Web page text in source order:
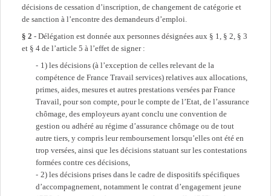
décisions de cessation d’inscription, de changement de catégorie et
de sanction à l’encontre des demandeurs d’emploi.
§ 2 - Délégation est donnée aux personnes désignées aux § 1, § 2, § 3
et § 4 de l’article 5 à l’effet de signer :
1) les décisions (à l’exception de celles relevant de la
compétence de France Travail services) relatives aux allocations,
primes, aides, mesures et autres prestations versées par France
Travail, pour son compte, pour le compte de l’Etat, de l’assurance
chômage, des employeurs ayant conclu une convention de
gestion ou adhéré au régime d’assurance chômage ou de tout
autre tiers, y compris leur remboursement lorsqu’elles ont été en
trop versées, ainsi que les décisions statuant sur les contestations
formées contre ces décisions,
2) les décisions prises dans le cadre de dispositifs spécifiques
d’accompagnement, notamment le contrat d’engagement jeune